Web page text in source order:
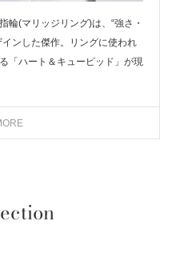
輪(マリッジリング)は、“強さ・
ンした傑作。リングに使われ
「ハート＆キューピッド」が現
になるという運命の調和。その
たふたりが、ひとつになって、